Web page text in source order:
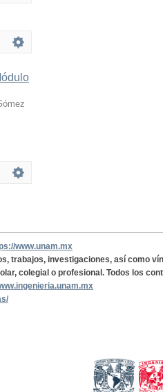
www.unam.mx
trabajos, investigaciones, así como
colegial o profesional. Todos los